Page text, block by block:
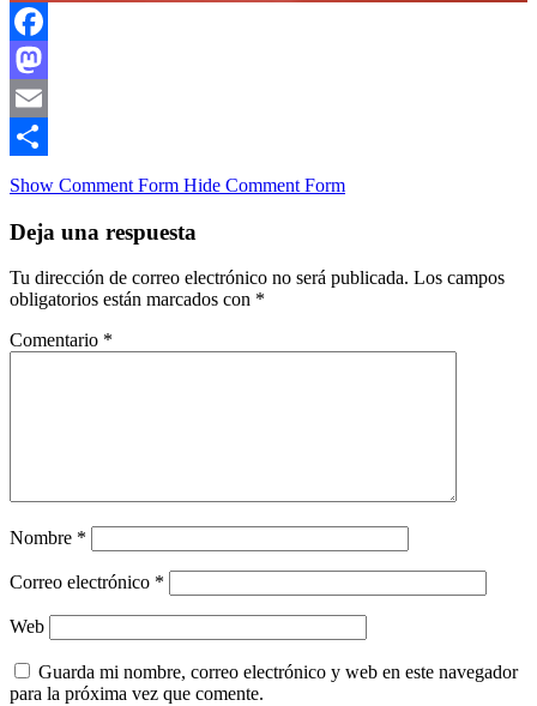
Facebook
Mastodon
Email
Compartir
Show Comment Form Hide Comment Form
Deja una respuesta
Tu dirección de correo electrónico no será publicada. Los campos
obligatorios están marcados con *
Comentario *
Nombre *
Correo electrónico *
Web
Guarda mi nombre, correo electrónico y web en este navegador
para la próxima vez que comente.